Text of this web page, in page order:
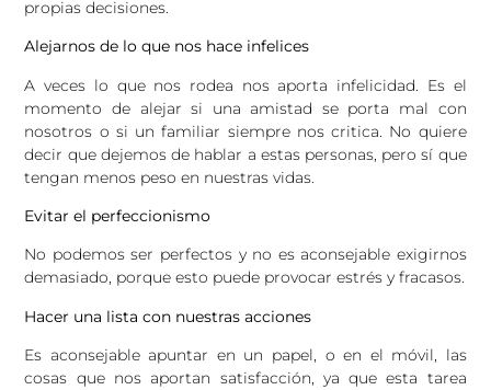
propias decisiones.
Alejarnos de lo que nos hace infelices
A veces lo que nos rodea nos aporta infelicidad. Es el
momento de alejar si una amistad se porta mal con
nosotros o si un familiar siempre nos critica. No quiere
decir que dejemos de hablar a estas personas, pero sí que
tengan menos peso en nuestras vidas.
Evitar el perfeccionismo
No podemos ser perfectos y no es aconsejable exigirnos
demasiado, porque esto puede provocar estrés y fracasos.
Hacer una lista con nuestras acciones
Es aconsejable apuntar en un papel, o en el móvil, las
cosas que nos aportan satisfacción, ya que esta tarea